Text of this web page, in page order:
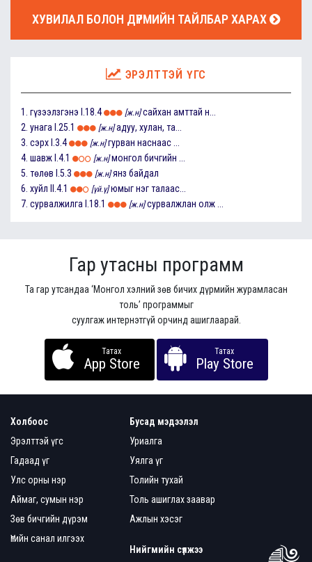
ХУВИЛАЛ БОЛОН ДҮРМИЙН ТАЙЛБАР ХАРАХ
ЭРЭЛТТЭЙ ҮГС
1. гүзээлзгэнэ I.18.4 [ж.н] сайхан амттай н...
2. унага I.25.1 [ж.н] адуу, хулан, та...
3. сэрх I.3.4 [ж.н] гурван наснаас ...
4. шавж I.4.1 [ж.н] монгол бичгийн ...
5. төлөв I.5.3 [ж.н] янз байдал
6. хуйл II.4.1 [үй.ү] юмыг нэг талаас...
7. сурвалжилга I.18.1 [ж.н] сурвалжлан олж ...
Гар утасны программ
Та гар утсандаа ‘Монгол хэлний зөв бичих дүрмийн журамласан
толь’ программыг
суулгаж интернэтгүй орчинд ашиглаарай.
Татах
App Store
Татах
Play Store
Холбоос
Эрэлттэй үгс
Гадаад үг
Улс орны нэр
Аймаг, сумын нэр
Зөв бичгийн дүрэм
Үгийн санал илгээх
Бусад мэдээлэл
Уриалга
Уялга үг
Толийн тухай
Толь ашиглах заавар
Ажлын хэсэг
Нийгмийн сүлжээ